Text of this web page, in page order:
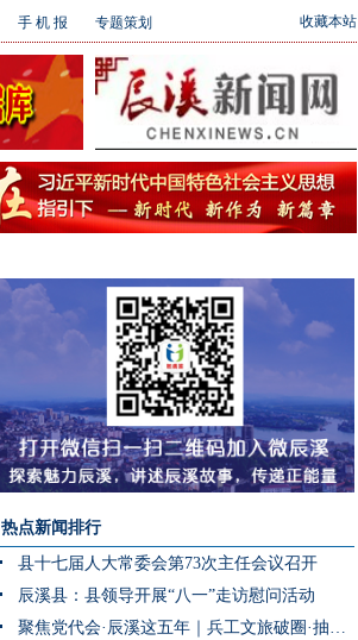
收藏本站
手 机 报 专题策划
热点新闻排行
县十七届人大常委会第73次主任会议召开
辰溪县：县领导开展“八一”走访慰问活动
聚焦党代会·辰溪这五年｜兵工文旅破圈·抽水蓄能冲刺·园区集群成势 辰溪把产业“老底子”变为发展“新引擎”